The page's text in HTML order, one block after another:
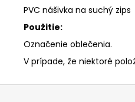
PVC nášivka na suchý zips
Použitie:
Označenie oblečenia.
V prípade, že niektoré
Z